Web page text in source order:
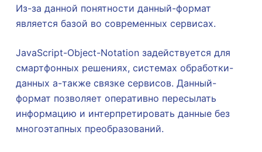
Из-за данной понятности данный-формат
является базой во современных сервисах.
JavaScript-Object-Notation задействуется для
смартфонных решениях, системах обработки-
данных а-также связке сервисов. Данный-
формат позволяет оперативно пересылать
информацию и интерпретировать данные без
многоэтапных преобразований.